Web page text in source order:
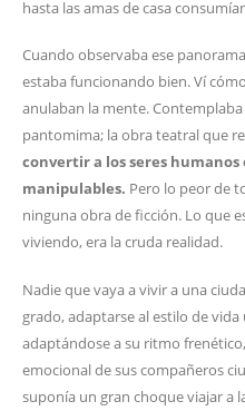
hasta las amas de casa
Cuando observaba ese
estaba funcionando bien. Ví
anulaban la mente.
pantomima; la obra teatral que
convertir a los seres
manipulables. Pero lo peor de
ninguna obra de ficción. Lo que
viviendo, era la cruda realidad.
Nadie que vaya a vivir a una
grado, adaptarse al estilo de
adaptándose a su ritmo
emocional de sus compañeros
suponía un gran choque viajar a